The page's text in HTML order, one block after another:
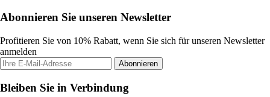
Abonnieren Sie unseren Newsletter
Profitieren Sie von 10% Rabatt, wenn Sie sich für unseren Newsletter
anmelden
Abonnieren
Bleiben Sie in Verbindung